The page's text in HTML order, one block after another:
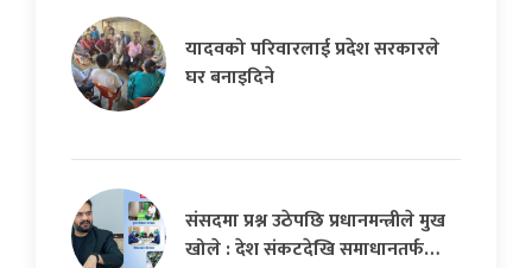
यादवको परिवारलाई प्रदेश सरकारले
घर बनाइदिने
संसदमा प्रश्न उठेपछि प्रधानमन्त्रीले मुख
खोले : देश संकटदेखि समाधानतर्फ…